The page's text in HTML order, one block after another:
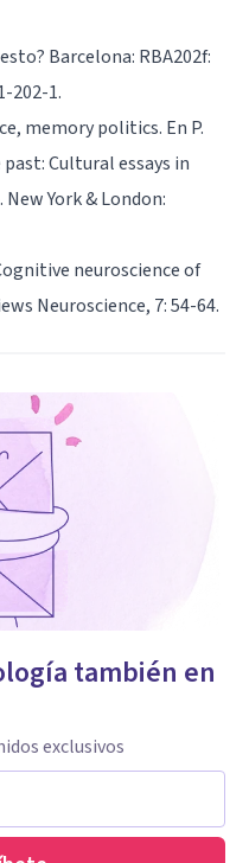
Barcelona: RBA202f:
202-1.
memory politics. En P.
Cultural essays in
York & London:
neuroscience of
Neuroscience, 7: 54-64.
también en
exclusivos